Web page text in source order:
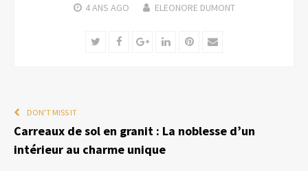
4 ANS AGO ELEONORE DUMONT
TwitterFacebookGoogle+LinkedInPinterest
Email
DON'T MISS IT
Carreaux de sol en granit : La noblesse d’un
intérieur au charme unique